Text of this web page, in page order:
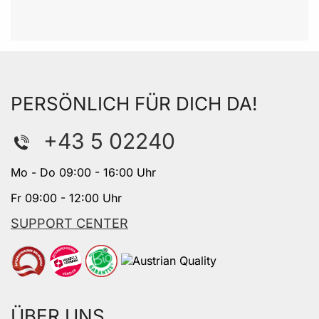
PERSÖNLICH FÜR DICH DA!
+43 5 02240
Mo - Do 09:00 - 16:00 Uhr
Fr 09:00 - 12:00 Uhr
SUPPORT CENTER